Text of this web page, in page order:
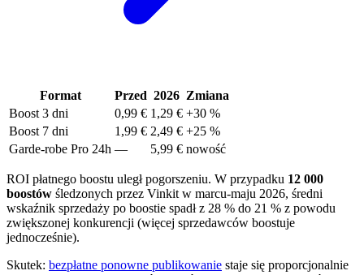
Format Przed 2026 Zmiana
Boost 3 dni
0,99 € 1,29 € +30 %
Boost 7 dni
1,99 € 2,49 € +25 %
Garde-robe Pro 24h — 5,99 € nowość
ROI płatnego boostu uległ pogorszeniu. W przypadku 12 000
boostów śledzonych przez Vinkit w marcu-maju 2026, średni
wskaźnik sprzedaży po boostie spadł z 28 % do 21 % z powodu
zwiększonej konkurencji (więcej sprzedawców boostuje
jednocześnie).
Skutek: bezpłatne ponowne publikowanie staje się proporcjonalnie